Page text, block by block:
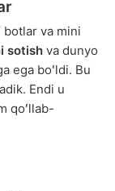
va mini
sotish va dunyo
ega boʻldi. Bu
Endi u
qoʻllab-